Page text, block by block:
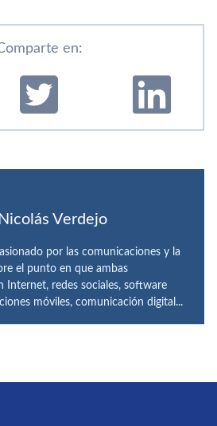
en:
Nicolás Verdejo
por las comunicaciones y la
el punto en que ambas
Internet, redes sociales, software
móviles, comunicación digital...